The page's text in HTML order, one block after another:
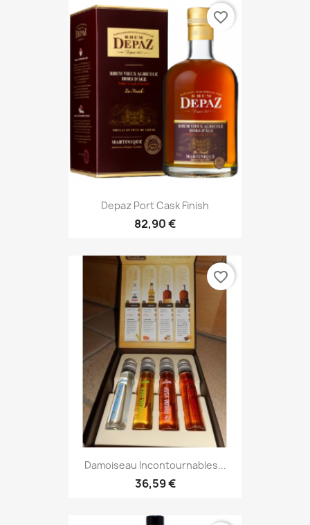
Depaz Port Cask Finish
82,90 €
favorite_border
Damoiseau Incontournables...
36,59 €
favorite_border